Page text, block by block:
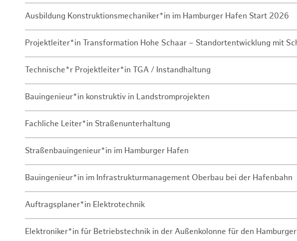
Ausbildung Konstruktionsmechaniker*in im Hamburger Hafen Start 2026
Projektleiter*in Transformation Hohe Schaar – Standortentwicklung mit
Technische*r Projektleiter*in TGA / Instandhaltung
Bauingenieur*in konstruktiv in Landstromprojekten
Fachliche Leiter*in Straßenunterhaltung
Straßenbauingenieur*in im Hamburger Hafen
Bauingenieur*in im Infrastrukturmanagement Oberbau bei der Hafenbahn
Auftragsplaner*in Elektrotechnik
Elektroniker*in für Betriebstechnik in der Außenkolonne für den